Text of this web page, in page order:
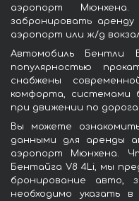
аэропорт
забронировать
аэропорт или ж/д
Автомобиль Бентли
популярностью
снабжены
комфорта, системами
при движении по
Вы можете
данными для аренды
аэропорт Мюнхена.
Бентайга V8 4Li, мы
бронирование авто,
необходимо указать